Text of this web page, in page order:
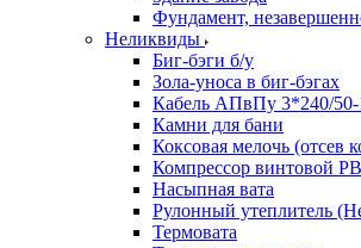
Фундамент,
Неликвиды
Биг-бэги б/у
Зола-уноса в биг-бэгах
Кабель АПвПу 3*240/
Камни для бани
Коксовая мелочь (отсев
Компрессор винтовой
Насыпная вата
Рулонный утеплитель
Термовата